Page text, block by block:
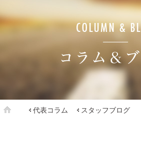
代表コラム スタッフブログ